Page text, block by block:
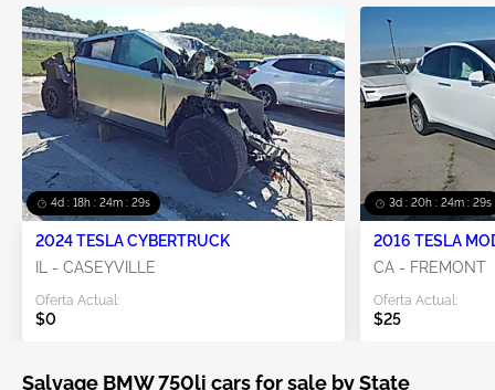
4d : 18h : 24m : 29s
2024 TESLA CYBERTRUCK
IL - CASEYVILLE
Oferta Actual:
$0
3d : 20h : 24m : 29s
2016 TESLA
CA - FREMONT
Oferta Actual:
$25
Salvage BMW 750li cars for sale by State